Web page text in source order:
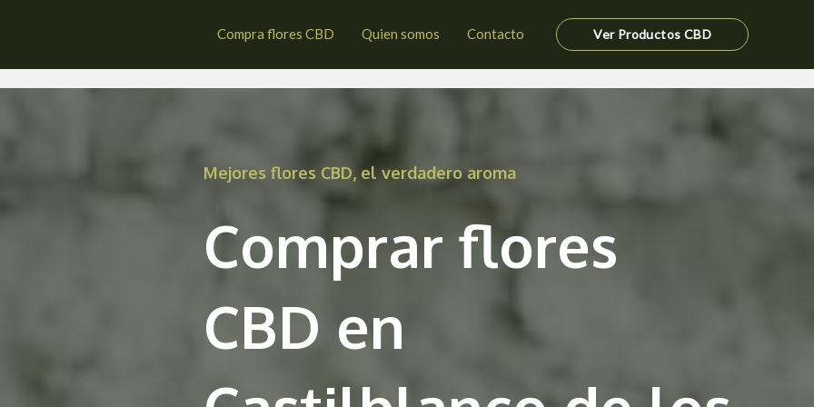
Compra flores CBD Quien somos Contacto Ver Productos CBD
de los Arroyos
Mejores flores CBD, el verdadero aroma
Comprar flores
CBD en